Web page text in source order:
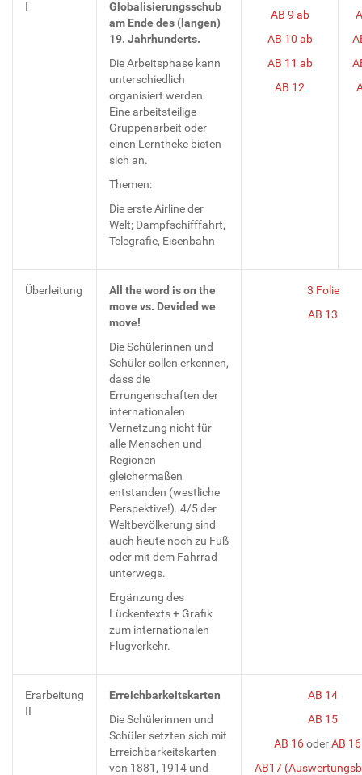
I
Globalisierungsschub
am Ende des (langen)
19. Jahrhunderts.
Die Arbeitsphase kann
unterschiedlich
organisiert werden.
Eine arbeitsteilige
Gruppenarbeit oder
einen Lerntheke bieten
sich an.
Themen:
Die erste Airline der
Welt; Dampfschifffahrt,
Telegrafie, Eisenbahn
AB 9 ab
AB 10 ab
AB 11 ab
AB 12
Überleitung
All the word is on the
move vs. Devided we
move!
Die Schülerinnen und
Schüler sollen erkennen,
dass die
Errungenschaften der
internationalen
Vernetzung nicht für
alle Menschen und
Regionen
gleichermaßen
entstanden (westliche
Perspektive!). 4/5 der
Weltbevölkerung sind
auch heute noch zu Fuß
oder mit dem Fahrrad
unterwegs.
Ergänzung des
Lückentexts + Grafik
zum internationalen
Flugverkehr.
3 Folie
AB 13
Erarbeitung
II
Erreichbarkeitskarten
Die Schülerinnen und
Schüler setzten sich mit
Erreichbarkeitskarten
von 1881, 1914 und
AB 14
AB 15
AB 16oderAB
AB17